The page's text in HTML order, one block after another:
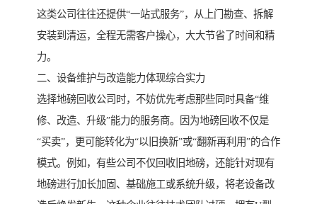
这类公司往往还提供“一站式服务”，从上门勘查、拆解
安装到清运，全程无需客户操心，大大节省了时间和精
力。
二、设备维护与改造能力体现综合实力
选择地磅回收公司时，不妨优先考虑那些同时具备“维
修、改造、升级”能力的服务商。因为地磅回收不仅是
“买卖”，更可能转化为“以旧换新”或“翻新再利用”的合作
模式。例如，有些公司不仅回收旧地磅，还能针对现有
地磅进行加长加固、基础施工或系统升级，将老设备改